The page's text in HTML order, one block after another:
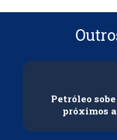
Petróleo
próximos